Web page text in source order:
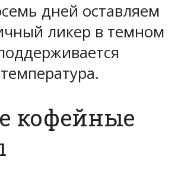
дней оставляем
ликер в темном
кофейные